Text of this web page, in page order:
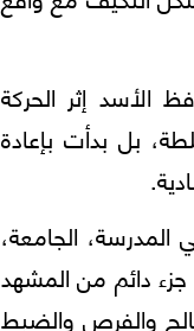
في عهد حافظ الأسد إثر الحركة
بل بدأت بإعادة
الجامعة،
دائم من المشهد
والفرص والضبط